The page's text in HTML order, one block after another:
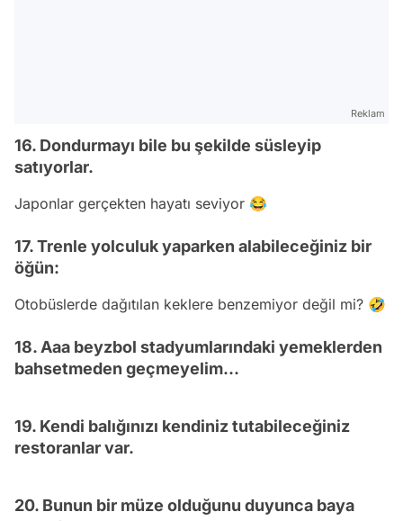
Reklam
16. Dondurmayı bile bu şekilde süsleyip
satıyorlar.
Japonlar gerçekten hayatı seviyor 😂
17. Trenle yolculuk yaparken alabileceğiniz bir
öğün:
Otobüslerde dağıtılan keklere benzemiyor değil mi? 🤣
18. Aaa beyzbol stadyumlarındaki yemeklerden
bahsetmeden geçmeyelim...
19. Kendi balığınızı kendiniz tutabileceğiniz
restoranlar var.
20. Bunun bir müze olduğunu duyunca baya